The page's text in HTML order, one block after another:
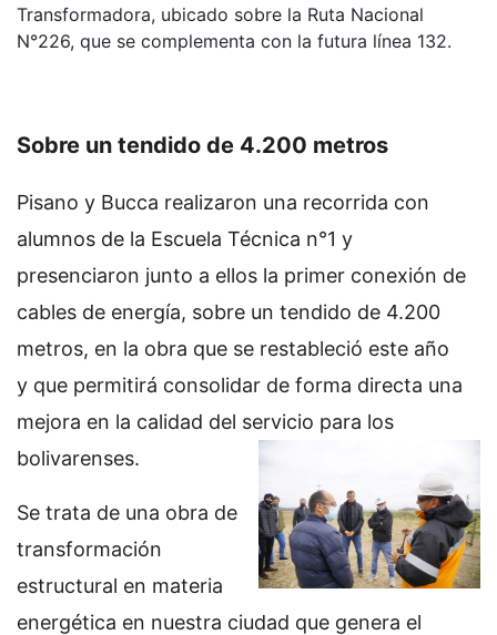
Transformadora, ubicado sobre la Ruta Nacional
N°226, que se complementa con la futura línea 132.
Sobre un tendido de 4.200 metros
Pisano y Bucca realizaron una recorrida con
alumnos de la Escuela Técnica n°1 y
presenciaron junto a ellos la primer conexión de
cables de energía, sobre un tendido de 4.200
metros, en la obra que se restableció este año
y que permitirá consolidar de forma directa una
mejora en la calidad del servicio para los
bolivarenses.
Se trata de una obra de
transformación
estructural en materia
energética en nuestra ciudad que genera el